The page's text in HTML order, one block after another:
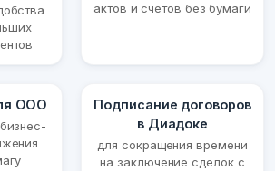
актов и счетов без бумаги
ООО
Подписание договоров
в Диадоке
для сокращения времени
на заключение сделок с